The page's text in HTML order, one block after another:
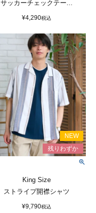
サッカーチェックテー...
¥4,290税込
King Size
ストライプ開襟シャツ
¥9,790税込